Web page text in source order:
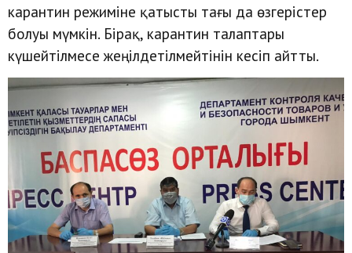
карантин режиміне қатысты тағы да өзгерістер
болуы мүмкін. Бірақ, карантин талаптары
күшейтілмесе жеңілдетілмейтінін кесіп айтты.